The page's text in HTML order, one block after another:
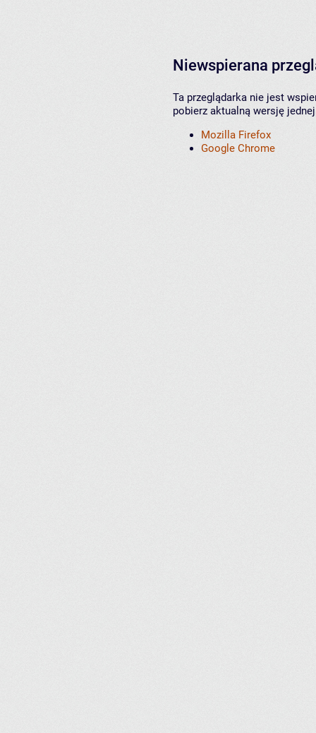
Niewspierana
Ta przeglądarka nie jest
pobierz aktualną wersję
Mozilla Firefox
Google Chrome